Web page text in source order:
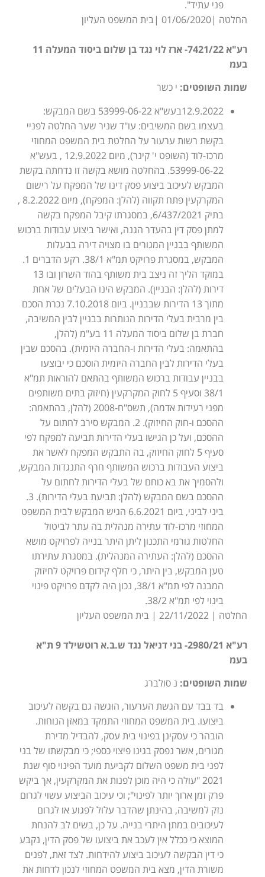
פני עתיד".
החלטה |01/06/2020 |בית המשפט העליון
רע"א 7421/22- ארז לוי נגד בן שלום ביסוד המעלה 11
בעמ
שמות השופטים: י כשר
12.9.2022בעש"א 53999-06-22 בשם המבקש:
בעצמו בשם המשיבים: עו"ד שניר שער החלטה לפניי
בקשת רשות ערעור על החלטת בית המשפט המחוזי
מרכז-לוד (השופט י' קינר), מיום 12.9.2022 , בעש"א
53999-06-22. בהחלטה מושא בקשה זו נדחתה בקשת
המבקש לעיכוב ביצוע פסק דינו של המפקח על רישום
המקרקעין פתח תקווה (להלן: המפקח), מיום 8.2.2022 ,
בתיק 6/437/2021, במסגרתו קיבל המפקח בקשה
למתן פסק דין בהעדר הגנה, ואישר ביצוע עבודות ברכוש
המשותף בבניין המגורים בו מצויה דירה בבעלות
המבקש, במסגרת פרויקט תמ"א 38/1. רקע הדברים 1.
במוקד הליך זה ניצב בית משותף בהוד השרון ובו 13
דירות (להלן: הבניין). המבקש הינו הבעלים של אחת
מתוך 13 הדירות שבבניין. ביום 7.10.2018 נכרת הסכם
בין מרבית בעלי הדירות הנותרות בבניין לבין המשיבה,
חברת בן שלום ביסוד המעלה 11 בע"מ (להלן,
בהתאמה: בעלי הדירות ו-החברה היזמית). בהסכם שבין
בעלי הדירות לבין החברה היזמית הוסכם כי יבוצעו
בבניין עבודות ברכוש המשותף בהתאם להוראות תמ"א
38/1 וסעיף 5 לחוק המקרקעין (חיזוק בתים משותפים
מפני רעידות אדמה), תשס"ח-2008 (להלן, בהתאמה:
ההסכם ו-חוק החיזוק). 2. המבקש סירב לחתום על
ההסכם, ועל כן הגישו בעלי הדירות תביעה למפקח לפי
סעיף 5 לחוק החיזוק, בה התבקש המפקח לאשר את
ביצוע העבודות ברכוש המשותף חרף התנגדות המבקש,
ולהסמיך את בא כוחם של בעלי הדירות לחתום על
ההסכם בשם המבקש (להלן: תביעת בעלי הדירות). 3.
ביני לביני, ביום 6.6.2021 הגיש המבקש לבית המשפט
המחוזי מרכז-לוד עתירה מנהלית בה עתר לביטול
החלטות גורמי התכנון ליתן היתר בנייה לפרויקט מושא
ההסכם (להלן: העתירה המנהלית). במסגרת עתירתו
טען המבקש, בין היתר, כי חלף קידום פרויקט לחיזוק
המבנה לפי תמ"א 38/1, נכון היה לקדם פרויקט פינוי
בינוי לפי תמ"א 38/2.
החלטה | 22/11/2022 | בית המשפט העליון
רע"א 2980/21- בני דניאל נגד ש.ב.א רוטשילד 9 ת"א
בעמ
שמות השופטים: נ סולברג
בד בבד עם הגשת הערעור, הוגשה גם בקשה לעיכוב
ביצועו. בית המשפט המחוזי התמקד במאזן הנוחות.
הובהר כי עסקינן בפינוי בית עסק, להבדיל מדירת
מגורים, אשר נפסק בגינו פיצוי כספי; כי מבקשתו של בני
לפני בית משפט השלום לקביעת מועד הפינוי סוף שנת
2021 "עולה כי היה מוכן לפנות את המקרקעין, אך ביקש
פרק זמן ארוך יותר לפינוי"; וכי עיכוב הביצוע עשוי לגרום
נזק למשיבה, בהינתן שהדבר עלול לפגוע או לגרום
לעיכובים במתן היתרי בנייה. על כן, בשים לב להנחת
המוצא כי ככלל אין לעכב את ביצועו של פסק הדין, נקבע
כי דין הבקשה לעיכוב ביצוע להידחות. לצד זאת, לפנים
משורת הדין, מצא בית המשפט המחוזי לנכון לדחות את